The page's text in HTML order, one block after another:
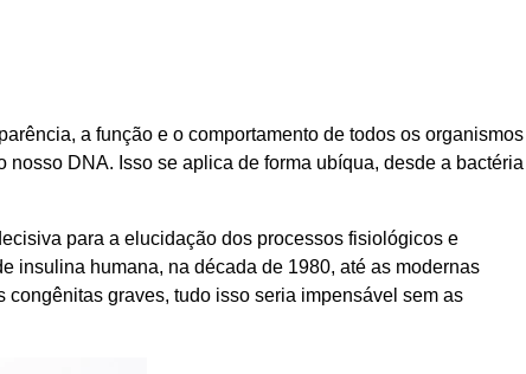
a função e o comportamento de todos os organismos
DNA. Isso se aplica de forma ubíqua, desde a bactéria
para a elucidação dos processos fisiológicos e
insulina humana, na década de 1980, até as modernas
graves, tudo isso seria impensável sem as